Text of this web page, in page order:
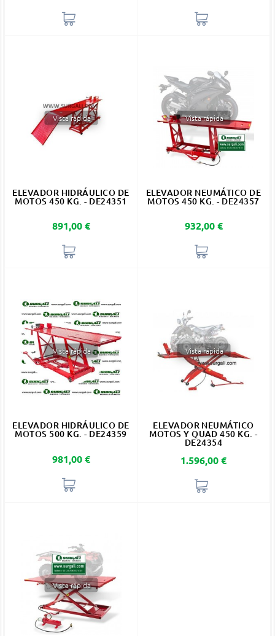
Vista rápida
ELEVADOR HIDRÁULICO DE
MOTOS 450 KG. - DE24351
Precio
891,00 €
Vista rápida
ELEVADOR NEUMÁTICO DE
MOTOS 450 KG. - DE24357
Precio
932,00 €
Vista rápida
ELEVADOR HIDRÁULICO DE
MOTOS 500 KG. - DE24359
Precio
981,00 €
Vista rápida
ELEVADOR NEUMÁTICO
MOTOS Y QUAD 450 KG. -
DE24354
Precio
1.596,00 €
Vista rápida